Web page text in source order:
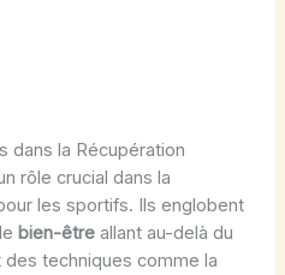
dans la Récupération
rôle crucial dans la
les sportifs. Ils englobent
bien-être allant au-delà du
techniques comme la